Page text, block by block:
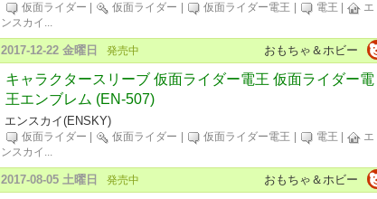
仮面ライダー 仮面ライダー 仮面ライダー電王 電王
エ
ンスカイ ...
おもちゃ＆ホビー
2017-12-22 金曜日 発売中
キャラクタースリーブ 仮面ライダー電王 仮面ライダー電
王エンブレム (EN-507)
エンスカイ(ENSKY)
仮面ライダー 仮面ライダー 仮面ライダー電王 電王
エ
ンスカイ ...
おもちゃ＆ホビー
2017-08-05 土曜日 発売中